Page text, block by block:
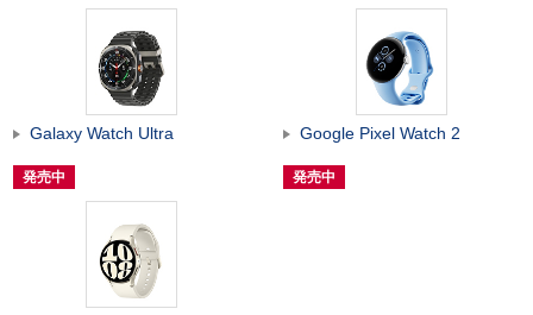
Galaxy Watch Ultra
発売中
Google Pixel Watch 2
発売中